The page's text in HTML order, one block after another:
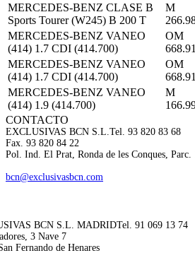
MERCEDES-BENZ CLASE B
Sports Tourer (W245) B 200 T
M
MERCEDES-BENZ VANEO
(414) 1.7 CDI (414.700)
OM
MERCEDES-BENZ VANEO
(414) 1.7 CDI (414.700)
OM
MERCEDES-BENZ VANEO
(414) 1.9 (414.700)
M
CONTACTO
EXCLUSIVAS BCN S.L. Tel. 93 820 83 68
Fax. 93 820 84 22
Pol. Ind. El Prat, Ronda de les Conques,
bcn@exclusivasbcn.com
BCN S.L. MADRIDTel. 91 069 13 74
3 Nave 7
Fernando de Henares